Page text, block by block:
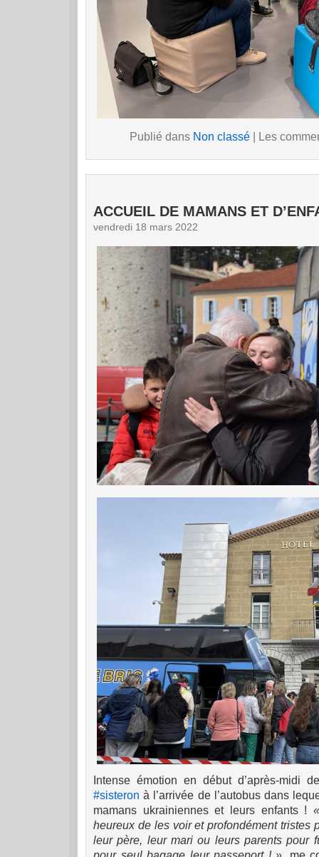
Publié dans Non classé| Les
ACCUEIL DE MAMANS ET
vendredi 18 mars 2022
Intense émotion en début d’après-midi
#sisteron à l’arrivée de l’autobus dans
mamans ukrainiennes et leurs enfants !
heureux de les voir et profondément tristes
leur père, leur mari ou leurs parents pour